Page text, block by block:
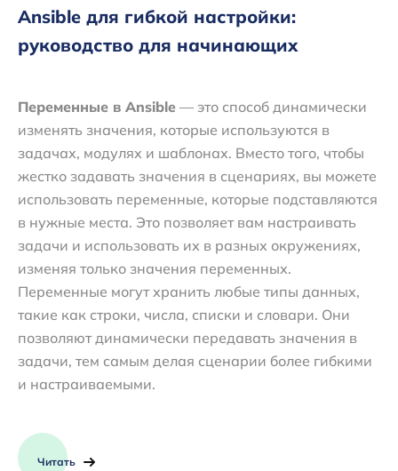
Ansible для гибкой настройки:
руководство для начинающих
Переменные в Ansible — это способ динамически
изменять значения, которые используются в
задачах, модулях и шаблонах. Вместо того, чтобы
жестко задавать значения в сценариях, вы можете
использовать переменные, которые подставляются
в нужные места. Это позволяет вам настраивать
задачи и использовать их в разных окружениях,
изменяя только значения переменных.
Переменные могут хранить любые типы данных,
такие как строки, числа, списки и словари. Они
позволяют динамически передавать значения в
задачи, тем самым делая сценарии более гибкими
и настраиваемыми.
Читать